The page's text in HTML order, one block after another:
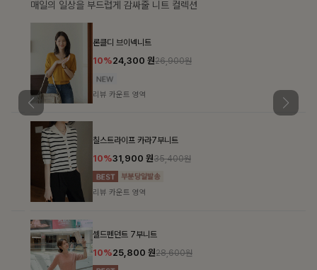
매일의 일상을 부드럽게 감싸줄 니트 컬렉션
론클디 브이넥니트
10% 24,300원26,900원
리뷰 카운트 영역
칠스트라이프 카라7부니트
10% 31,900원35,400원
리뷰 카운트 영역
셀드펜던트 7부니트
10%25,800원28,600원